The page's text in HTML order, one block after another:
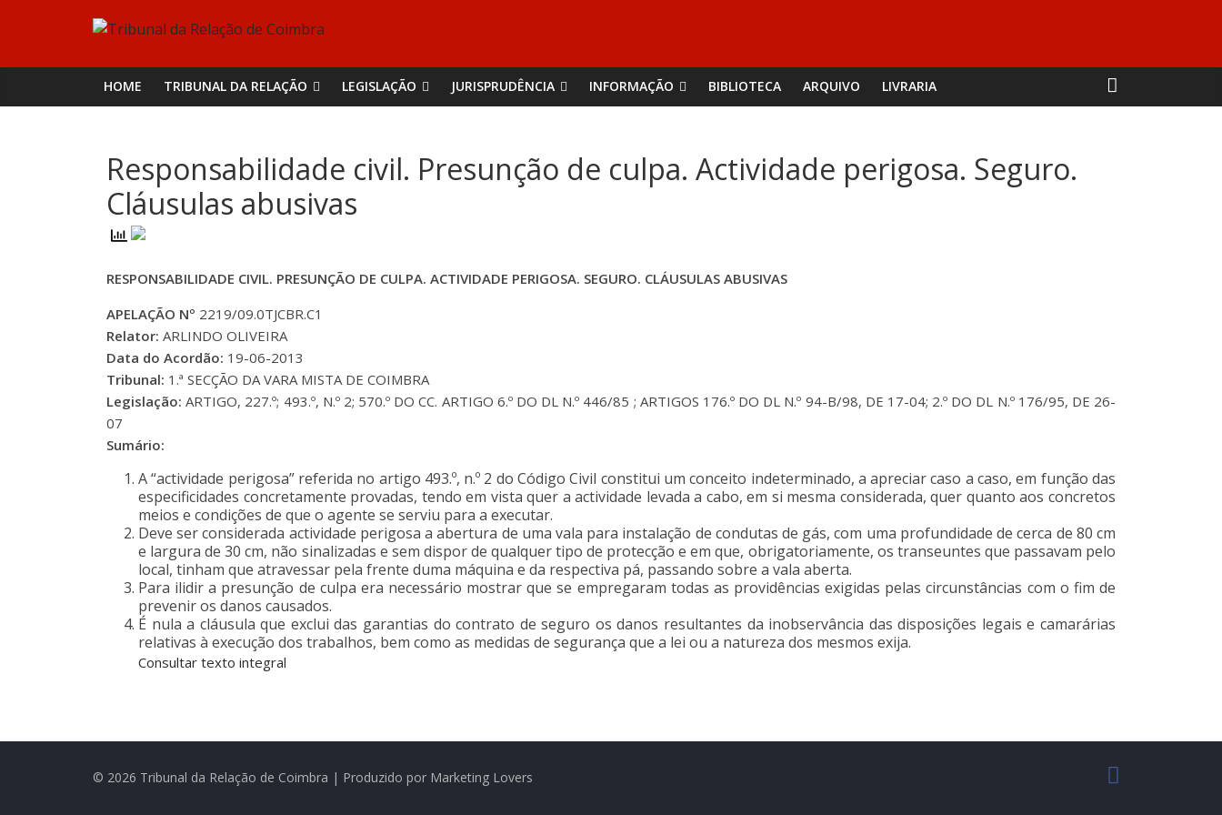
Tribunal
da
Relação
de
Coimbra
HOME TRIBUNAL DA RELAÇÃO LEGISLAÇÃO JURISPRUDÊNCIA INFORMAÇÃO BIBLIOTECA ARQUIVO LIVRARIA
Responsabilidade civil. Presunção de culpa. Actividade perigosa. Seguro.
Cláusulas abusivas
RESPONSABILIDADE CIVIL. PRESUNÇÃO DE CULPA. ACTIVIDADE PERIGOSA. SEGURO. CLÁUSULAS ABUSIVAS
APELAÇÃO Nº 2219/09.0TJCBR.C1
Relator: ARLINDO OLIVEIRA
Data do Acordão: 19-06-2013
Tribunal: 1.ª SECÇÃO DA VARA MISTA DE COIMBRA
Legislação:ARTIGO, 227.º; 493.º, N.º 2; 570.º DO CC. ARTIGO 6.º DO DL N.º 446/85 ; ARTIGOS 176.º DO DL N.º 94-B/98, DE 17-04; 2.º DO DL N.º 176/95, DE 26-
07
Sumário:
A “actividade perigosa” referida no artigo 493.º, n.º 2 do Código Civil constitui um conceito indeterminado, a apreciar caso a caso, em função das
especificidades concretamente provadas, tendo em vista quer a actividade levada a cabo, em si mesma considerada, quer quanto aos concretos
meios e condições de que o agente se serviu para a executar.
Deve ser considerada actividade perigosa a abertura de uma vala para instalação de condutas de gás, com uma profundidade de cerca de 80 cm
e largura de 30 cm, não sinalizadas e sem dispor de qualquer tipo de protecção e em que, obrigatoriamente, os transeuntes que passavam pelo
local, tinham que atravessar pela frente duma máquina e da respectiva pá, passando sobre a vala aberta.
Para ilidir a presunção de culpa era necessário mostrar que se empregaram todas as providências exigidas pelas circunstâncias com o fim de
prevenir os danos causados.
É nula a cláusula que exclui das garantias do contrato de seguro os danos resultantes da inobservância das disposições legais e camarárias
relativas à execução dos trabalhos, bem como as medidas de segurança que a lei ou a natureza dos mesmos exija.
Consultar texto integral
© 2026 Tribunal da Relação de Coimbra | Produzido por Marketing Lovers